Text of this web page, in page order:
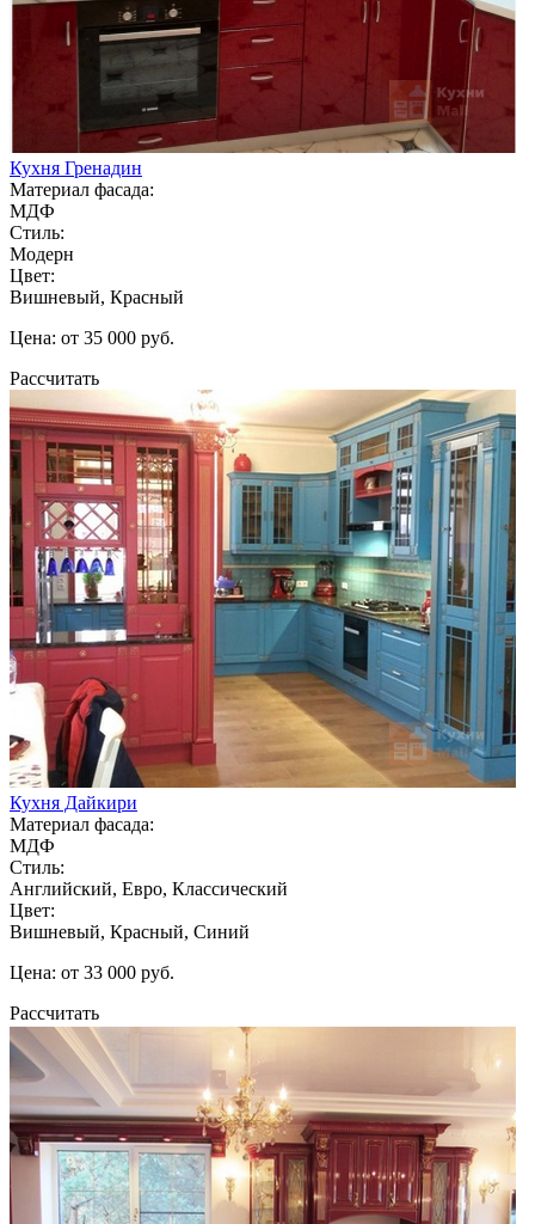
Кухня Гренадин
Материал фасада:
МДФ
Стиль:
Модерн
Цвет:
Вишневый, Красный
Цена: от 35 000 руб.
Рассчитать
Кухня Дайкири
Материал фасада:
МДФ
Стиль:
Английский, Евро, Классический
Цвет:
Вишневый, Красный, Синий
Цена: от 33 000 руб.
Рассчитать